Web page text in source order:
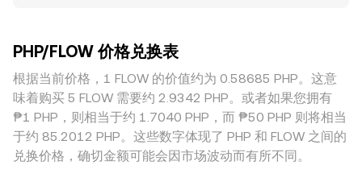
永续合约资金费率、期权到期集中点与大型持有人链上转账，
常引发短期波动；此外，场内外订单流、做市商报价与流动性
提供节奏也会在短时间内推高或压低 PHP/FLOW 的
conversion rate。
PHP/FLOW。若部分流动性来自去中心化交易场景，自动做市
商（AMM）遵循 x × y = k 的恒定乘积模型，池中两种资产的
相对数量决定价格，瞬时价格近似为 y/x；当大额交易改变池
子余额时，滑点会使实际成交价偏离表面报价，从而影响到汇
聚后的 PHP/FLOW conversion rate。
道、银行营业时段、汇款与手续成本、以及对加密服务商的合
规要求，都会影响到 PHP 在平台上的可得性与转换成本，从而
体现在 PHP/FLOW 的定价上。此外，许多平台实际采用 USDT
作为中间计价单位，USDT 相对 PHP 的小幅溢折价会间接反馈
到 PHP/FLOW 的报价。跨平台套利会在一定程度上收敛价差，
但由于上链转账时间、手续费、风控限额与流动性分布不均，
价差并不会被完全消除。
PHP/FLOW 价格兑换表
根据当前价格，1 FLOW 的价值约为 0.58685 PHP。这意
味着购买 5 FLOW 需要约 2.9342 PHP。或者如果您拥有
₱1 PHP，则相当于约 1.7040 PHP，而 ₱50 PHP 则将相当
于约 85.2012 PHP。这些数字体现了 PHP 和 FLOW 之间的
兑换价格，确切金额可能会因市场波动而有所不同。